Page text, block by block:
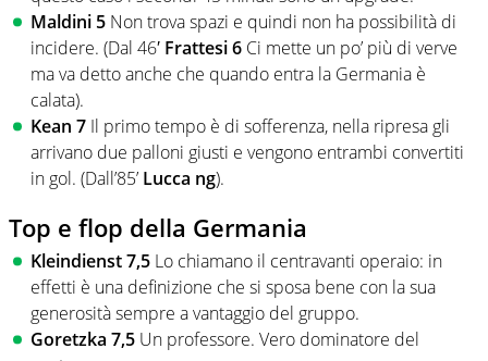
Maldini 5 Non trova spazi e quindi non ha possibilità di
incidere. (Dal 46′ Frattesi 6 Ci mette un po’ più di verve
ma va detto anche che quando entra la Germania è
calata).
Kean 7 Il primo tempo è di sofferenza, nella ripresa gli
arrivano due palloni giusti e vengono entrambi convertiti
in gol. (Dall’85’ Lucca ng).
Top e flop della Germania
Kleindienst 7,5 Lo chiamano il centravanti operaio: in
effetti è una definizione che si sposa bene con la sua
generosità sempre a vantaggio del gruppo.
Goretzka 7,5 Un professore. Vero dominatore del